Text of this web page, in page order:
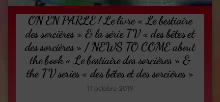
ON EN PARLE ! Le livre « Le bestiaire
des sorcières » & la série TV « des bêtes et
des sorcières » / NEWS TO COME about
the book « Le bestiaire des sorcières » &
the TV series « des bêtes et des sorcières »
11 octobre 2019